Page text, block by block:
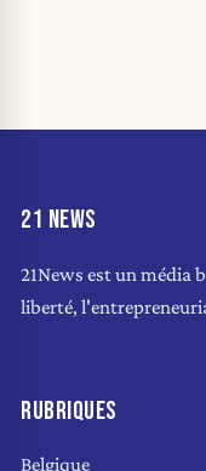
21 NEWS
21News est un média
liberté,
RUBRIQUES
Belgique